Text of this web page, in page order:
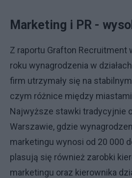
Marketing i PR -
Z raportu Grafton Recruitment
roku wynagrodzenia w
firm utrzymały się na
czym różnice między
Najwyższe stawki tradycyjnie
Warszawie, gdzie
marketingu wynosi od 20 000
plasują się również zarobki
marketingu oraz kierownika